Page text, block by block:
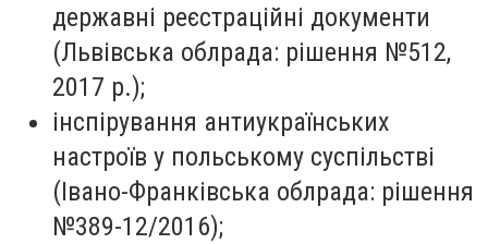
державні реєстраційні документи
(Львівська облрада: рішення №512,
2017 р.);
інспірування антиукраїнських
настроїв у польському суспільстві
(Івано-Франківська облрада: рішення
№389-12/2016);